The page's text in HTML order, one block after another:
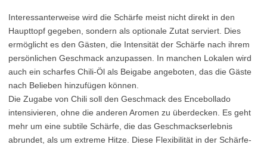
Interessanterweise wird die Schärfe meist nicht direkt in den
Haupttopf gegeben, sondern als optionale Zutat serviert. Dies
ermöglicht es den Gästen, die Intensität der Schärfe nach ihrem
persönlichen Geschmack anzupassen. In manchen Lokalen wird
auch ein scharfes Chili-Öl als Beigabe angeboten, das die Gäste
nach Belieben hinzufügen können.
Die Zugabe von Chili soll den Geschmack des Encebollado
intensivieren, ohne die anderen Aromen zu überdecken. Es geht
mehr um eine subtile Schärfe, die das Geschmackserlebnis
abrundet, als um extreme Hitze. Diese Flexibilität in der Schärfe-